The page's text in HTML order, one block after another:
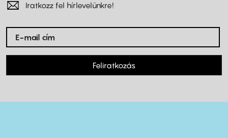
Iratkozz fel hírlevelünkre!
Feliratkozás